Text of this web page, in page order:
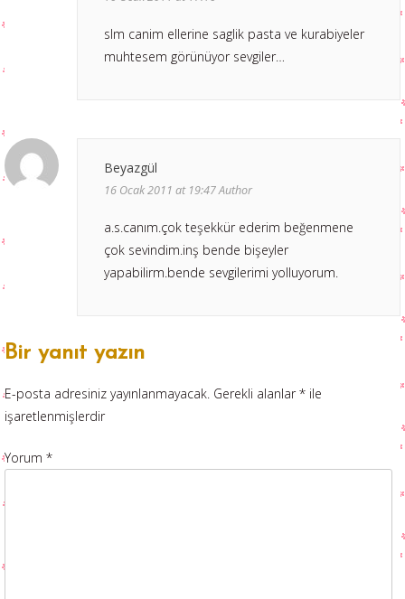
slm canim ellerine saglik pasta ve kurabiyeler
muhtesem görünüyor sevgiler…
Beyazgül
16 Ocak 2011 at 19:47Author
a.s.canım.çok teşekkür ederim beğenmene
çok sevindim.inş bende bişeyler
yapabilirm.bende sevgilerimi yolluyorum.
Bir yanıt yazın
E-posta adresiniz yayınlanmayacak. Gerekli alanlar* ile
işaretlenmişlerdir
Yorum *